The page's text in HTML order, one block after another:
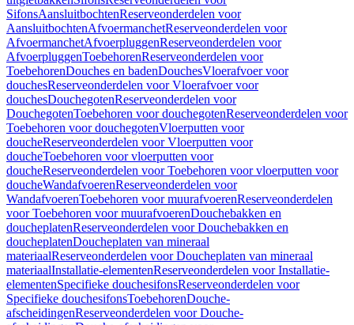
SifonsAansluitbochtenReserveonderdelen voor
AansluitbochtenAfvoermanchetReserveonderdelen voor
AfvoermanchetAfvoerpluggenReserveonderdelen voor
AfvoerpluggenToebehorenReserveonderdelen voor
ToebehorenDouches en badenDouchesVloerafvoer voor
douchesReserveonderdelen voor Vloerafvoer voor
douchesDouchegotenReserveonderdelen voor
DouchegotenToebehoren voor douchegotenReserveonderdelen voor
Toebehoren voor douchegotenVloerputten voor
doucheReserveonderdelen voor Vloerputten voor
doucheToebehoren voor vloerputten voor
doucheReserveonderdelen voor Toebehoren voor vloerputten voor
doucheWandafvoerenReserveonderdelen voor
WandafvoerenToebehoren voor muurafvoerenReserveonderdelen
voor Toebehoren voor muurafvoerenDouchebakken en
doucheplatenReserveonderdelen voor Douchebakken en
doucheplatenDoucheplaten van mineraal
materiaalReserveonderdelen voor Doucheplaten van mineraal
materiaalInstallatie-elementenReserveonderdelen voor Installatie-
elementenSpecifieke douchesifonsReserveonderdelen voor
Specifieke douchesifonsToebehorenDouche-
afscheidingenReserveonderdelen voor Douche-